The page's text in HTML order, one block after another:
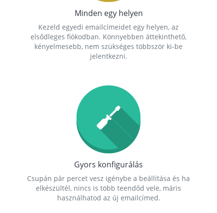
Minden egy helyen
Kezeld egyedi emailcímeidet egy helyen, az
elsődleges fiókodban. Könnyebben áttekinthető,
kényelmesebb, nem szükséges többször ki-be
jelentkezni.
Gyors konfigurálás
Csupán pár percet vesz igénybe a beállítása és ha
elkészültél, nincs is több teendőd vele, máris
használhatod az új emailcímed.